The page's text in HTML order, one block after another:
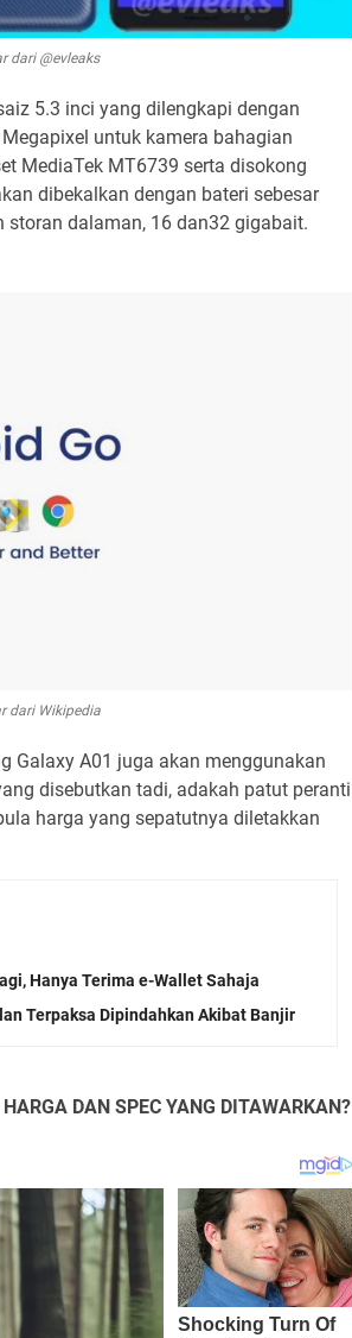
dari @evleaks
5.3 inci yang dilengkapi dengan
untuk kamera bahagian
MediaTek MT6739 serta disokong
dibekalkan dengan bateri sebesar
dalaman, 16 dan32 gigabait.
dari Wikipedia
Galaxy A01 juga akan menggunakan
disebutkan tadi, adakah patut peranti
harga yang sepatutnya diletakkan
Hanya Terima e-Wallet Sahaja
Terpaksa Dipindahkan Akibat Banjir
DAN SPEC YANG DITAWARKAN?